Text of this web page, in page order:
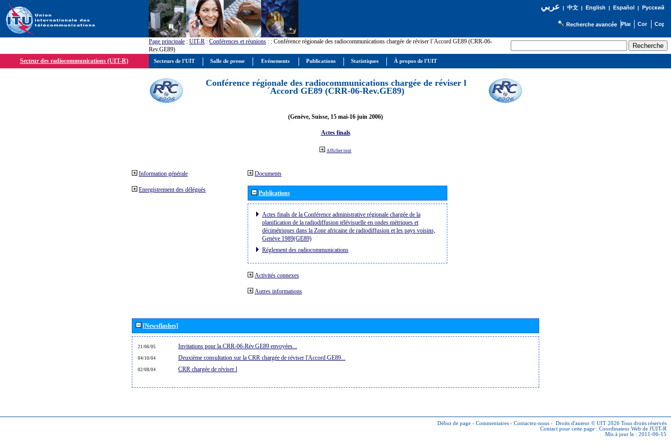
عربي| 中文| English | Español | Русский
Recherche avancée
Page principale : UIT-R : Conférences et réunions : : Conférence régionale des radiocommunications chargée de réviser l´Accord GE89 (CRR-06-
Rev.GE89)
Secteur des radiocommunications (UIT-R)
Conférence régionale des radiocommunications chargée de réviser l
´Accord GE89 (CRR-06-Rev.GE89)
(Genève, Suisse, 15 mai-16 juin 2006)
Actes finals
Afficher tout
Information générale
Enregistrement des délégués
Documents
Publications
Actes finals de la Conférence administrative régionale chargée de la
planification de la radiodiffusion télévisuelle en ondes métriques et
décimétriques dans la Zone africaine de radiodiffusion et les pays voisins,
Genève 1989(GE89)
Réglement des radiocommunications
Activités connexes
Autres informations
[Newsflashes]
21/06/05 Invitations pour la CRR-06-Rév.GE89 envoyées...
04/10/04 Deuxième consultation sur la CRR chargée de réviser l'Accord GE89...
02/08/04 CRR chargée de réviser l
Début de page - Commentaires - Contactez-nous - Droits d'auteur © UIT 2026 Tous droits réservés
Contact pour cette page : Coordinateur Web de l'UIT-R
Mis à jour le : 2011-06-15
Secteurs de l'UIT Salle de presse Evénements Publications Statistiques À propos de l'UIT